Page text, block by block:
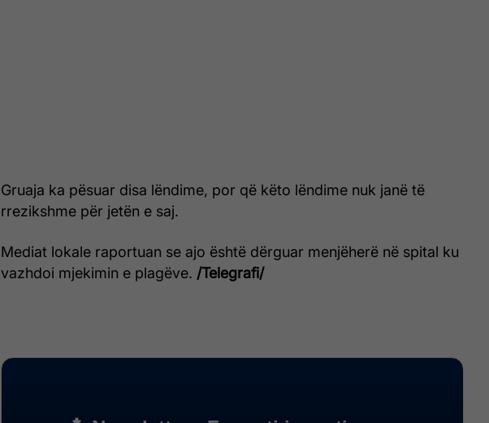
Gruaja ka pësuar disa lëndime, por që këto lëndime nuk janë të
rrezikshme për jetën e saj.
Mediat lokale raportuan se ajo është dërguar menjëherë në spital ku
vazhdoi mjekimin e plagëve. /Telegrafi/